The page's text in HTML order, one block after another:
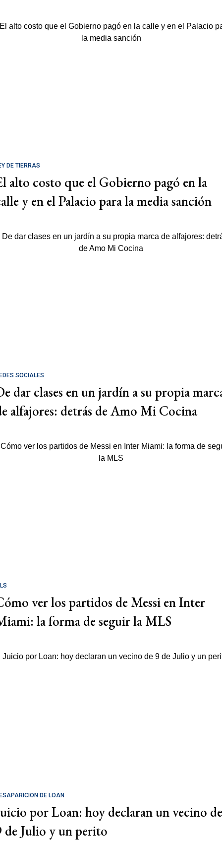
DE TIERRAS
alto costo que el Gobierno pagó en la
y en el Palacio para la media sanción
SOCIALES
dar clases en un jardín a su propia
alfajores: detrás de Amo Mi Cocina
ver los partidos de Messi en Inter
la forma de seguir la MLS
DE LOAN
por Loan: hoy declaran un vecino de
de Julio y un perito